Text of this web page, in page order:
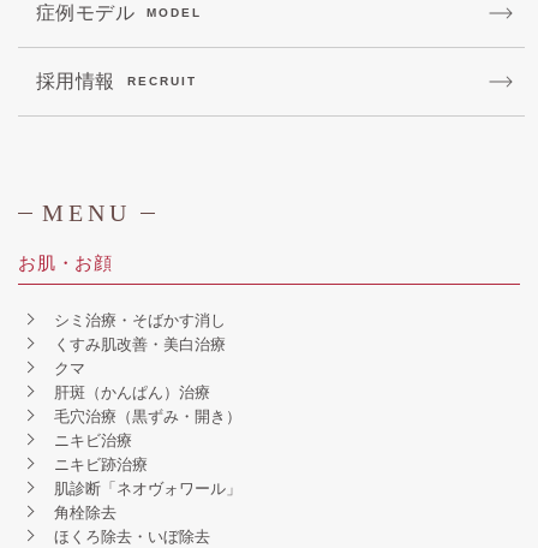
症例モデル MODEL
採用情報 RECRUIT
MENU
お肌・お顔
シミ治療・そばかす消し
くすみ肌改善・美白治療
クマ
肝斑（かんぱん）治療
毛穴治療（黒ずみ・開き）
ニキビ治療
ニキビ跡治療
肌診断「ネオヴォワール」
角栓除去
ほくろ除去・いぼ除去